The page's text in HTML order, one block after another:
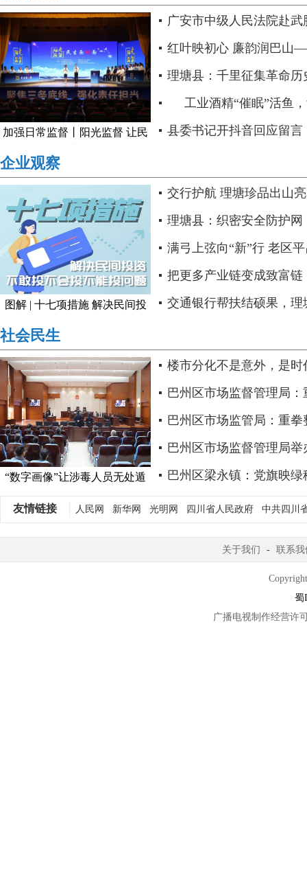
加强日常监督丨阳光监督 让民
广安市中级人民法院赴
司法惩戒工作..
红叶映初心 廉韵润巴山
府”四川省廉洁文艺作品进..
理塘县：千里征集革命历
工业酒精“催眠”活鱼
如此“休眠”..
县委书记开抖音回应留言
企业观察
图解 | 十七项措施 解决民间投
交行护航 理塘珍品出山
理塘县：织密安全防护网
满弓上弦向“新”行 老区
番”逻辑..
把更多产业链变成致富链
交通银行帮扶结硕果，理
社会民生
“数字画像”让涉毒人员无处遁
楼市分化不是意外，是时
注脚巴州区市场监督管理局
自行车市场乱象..
巴州区市场监管局：重
虚假宣传..
巴州区市场监督管理局
食品安全培训暨“红骑暖新
巴州区梁永镇：党旗映
日践初心..
友情链接 人民网 新华网 光明网 四川省人民政府 中共四川
关于我们 - 联系我
蜀
广播电视制作经营许